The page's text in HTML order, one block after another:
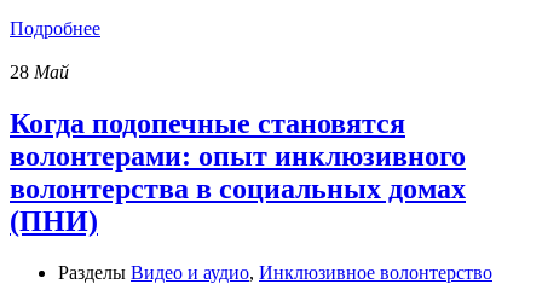
Подробнее
28 Май
Когда подопечные становятся
волонтерами: опыт инклюзивного
волонтерства в социальных домах
(ПНИ)
Разделы Видео и аудио, Инклюзивное волонтерство